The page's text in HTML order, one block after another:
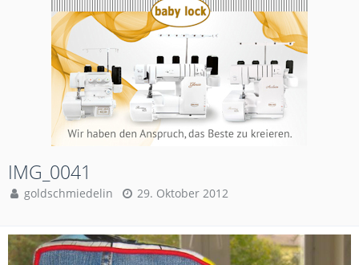
IMG_0041
goldschmiedelin 29. Oktober 2012